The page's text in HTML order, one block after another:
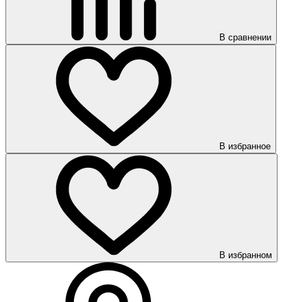
В сравнении
В избранное
В избранном